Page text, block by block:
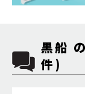
黒船
件)